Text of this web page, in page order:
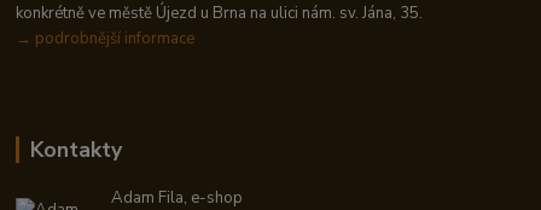
konkrétně ve městě Újezd u Brna na ulici nám. sv. Jána, 35.
→ podrobnější informace
Kontakty
Adam Fila, e-shop